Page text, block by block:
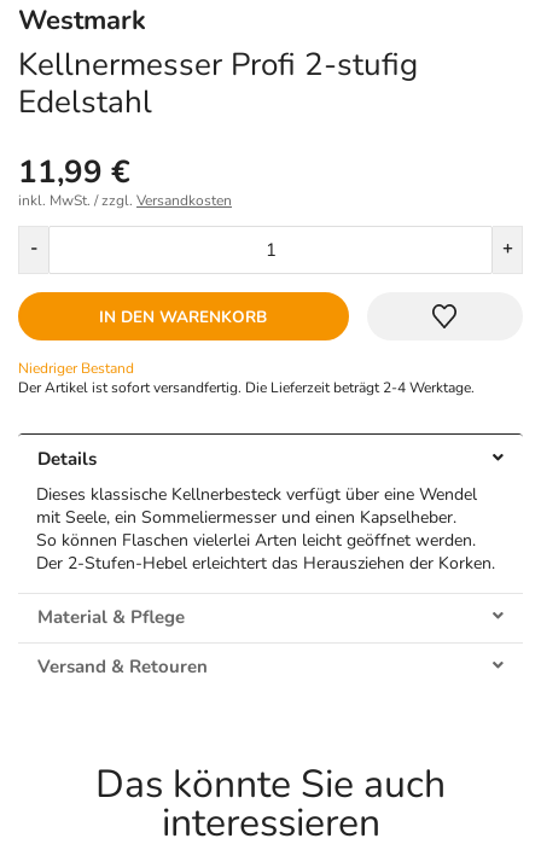
Westmark
Kellnermesser Profi 2-stufig
Edelstahl
11,99 €
inkl. MwSt. / zzgl. Versandkosten
- +
IN DEN WARENKORB
Niedriger Bestand
Der Artikel ist sofort versandfertig. Die Lieferzeit beträgt 2-4 Werktage.
Details
Dieses klassische Kellnerbesteck verfügt über eine Wendel
mit Seele, ein Sommeliermesser und einen Kapselheber.
So können Flaschen vielerlei Arten leicht geöffnet werden.
Der 2-Stufen-Hebel erleichtert das Herausziehen der Korken.
Material & Pflege
Versand & Retouren
Das könnte Sie auch
interessieren